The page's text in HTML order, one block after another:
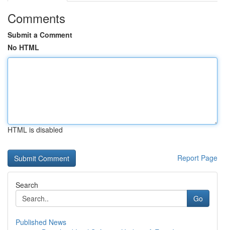
Comments
Submit a Comment
No HTML
HTML is disabled
Report Page
Search
Go
Published News